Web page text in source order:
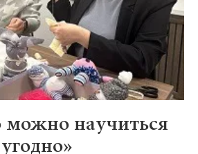
можно научиться